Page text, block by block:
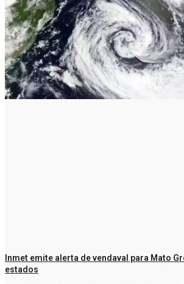
Inmet emite alerta de vendaval para Mato
estados